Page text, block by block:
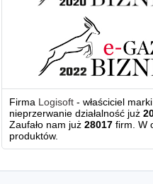
Firma Logisoft - właściciel
nieprzerwanie działalność już
Zaufało nam już28017 firm. W
produktów.